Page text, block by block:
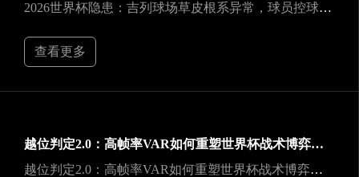
2026世界杯隐患：吉列球场草皮根系异常，球员控球可能严重失准
查看更多
越位判定2.0：高帧率VAR如何重塑世界杯战术博弈规则
越位判定2.0：高帧率VAR如何重塑世界杯战术博弈规则